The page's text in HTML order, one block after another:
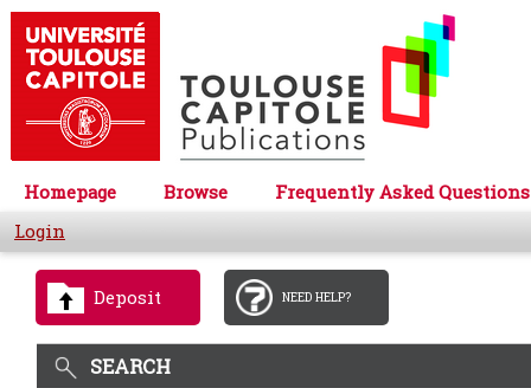
Homepage Browse
Frequently Asked Questions
Login
Deposit NEED HELP?
SEARCH